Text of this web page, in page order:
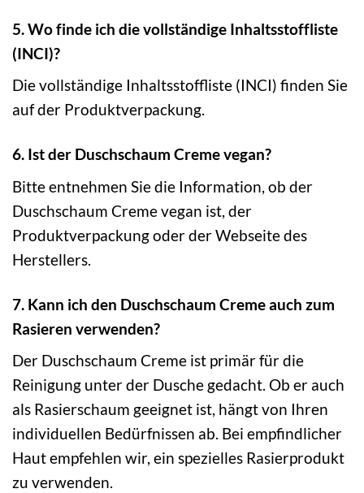
5. Wo finde ich die vollständige Inhaltsstoffliste
(INCI)?
Die vollständige Inhaltsstoffliste (INCI) finden Sie
auf der Produktverpackung.
6. Ist der Duschschaum Creme vegan?
Bitte entnehmen Sie die Information, ob der
Duschschaum Creme vegan ist, der
Produktverpackung oder der Webseite des
Herstellers.
7. Kann ich den Duschschaum Creme auch zum
Rasieren verwenden?
Der Duschschaum Creme ist primär für die
Reinigung unter der Dusche gedacht. Ob er auch
als Rasierschaum geeignet ist, hängt von Ihren
individuellen Bedürfnissen ab. Bei empfindlicher
Haut empfehlen wir, ein spezielles Rasierprodukt
zu verwenden.